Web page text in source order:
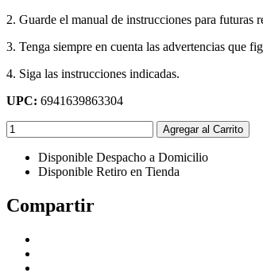
2. Guarde el manual de instrucciones para futuras
3. Tenga siempre en cuenta las advertencias que
4. Siga las instrucciones indicadas.
UPC: 6941639863304
Agregar al Carrito
Disponible Despacho a Domicilio
Disponible Retiro en Tienda
Compartir